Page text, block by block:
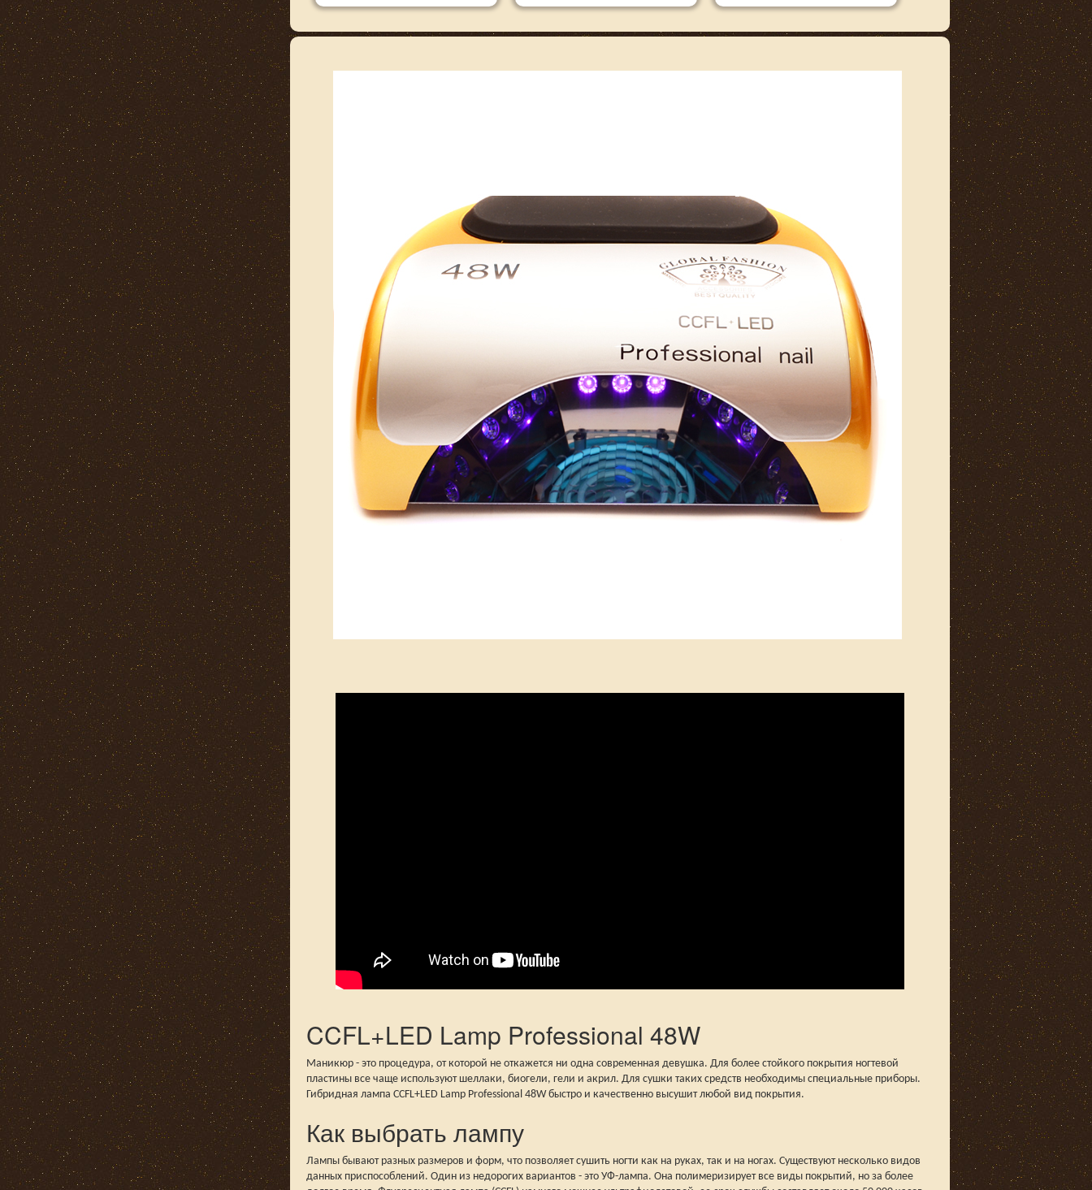
CCFL+LED Lamp Professional 48W
Маникюр - это процедура, от которой не откажется ни одна современная девушка. Для более стойкого покрытия ногтевой
пластины все чаще используют шеллаки, биогели, гели и акрил. Для сушки таких средств необходимы специальные приборы.
Гибридная лампа CCFL+LED Lamp Professional 48W быстро и качественно высушит любой вид покрытия.
Как выбрать лампу
Лампы бывают разных размеров и форм, что позволяет сушить ногти как на руках, так и на ногах. Существуют несколько видов
данных приспособлений. Один из недорогих вариантов - это УФ-лампа. Она полимеризирует все виды покрытий, но за более